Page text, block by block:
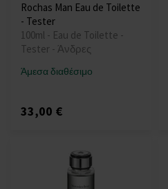
Rochas Man Eau de Toilette
- Tester
100ml - Eau de Toilette -
Tester - Άνδρες
Άμεσα διαθέσιμο
33,00 €